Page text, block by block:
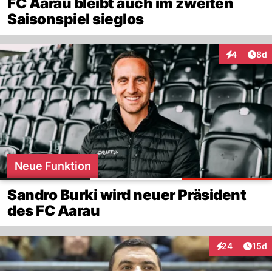
Saisonspiel sieglos
4 8d
Neue Funktion
Sandro Burki wird neuer Präsident
des FC Aarau
24
Interaktionen
15d